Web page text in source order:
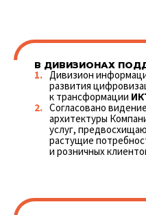
В ДИВИЗИОНАХ
Дивизион
развития
к трансформации
Согласовано
архитектуры
услуг,
растущие
и розничных